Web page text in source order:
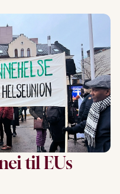
til EUs